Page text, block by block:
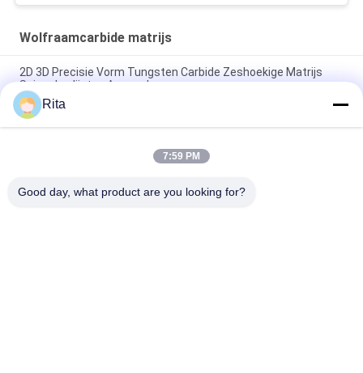
Wolfraamcarbide matrijs
2D 3D Precisie Vorm Tungsten Carbide Zeshoekige Matrijs
Spiegel polijsten Aanpasbaar
Vierkante de Stempelmatrijs Machinaal bewerkte Oppervlakte
van het Wolframcarbide
VA80,ST7,KG5,KG6 Tungstencarbide die, cold forging die
Rita
7:59 PM
Good day, what product are you looking for?